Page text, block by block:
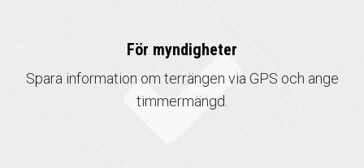
För myndigheter
Spara information om terrängen via GPS och ange
timmermängd.